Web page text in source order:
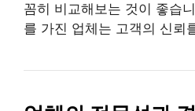
꼼히 비교해보는 것이 좋습
를 가진 업체는 고객의 신뢰